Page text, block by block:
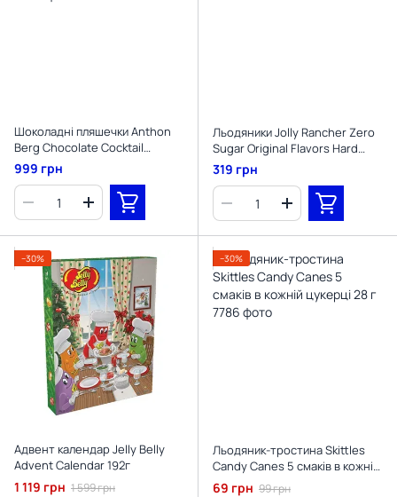
Шоколадні пляшечки Anthon
Berg Chocolate Cocktail
Liqueurs 12шт 187г
999 грн
Льодяники Jolly Rancher Zero
Sugar Original Flavors Hard
Candy 102г
319 грн
−30%
Адвент календар Jelly Belly
Advent Calendar 192г
1 119 грн 1 599 грн
−30%
Льодяник-тростина Skittles
Candy Canes 5 смаків в кожній
цукерці 28 г
69 грн 99 грн